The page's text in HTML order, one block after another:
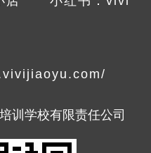
训学校有限责任公司